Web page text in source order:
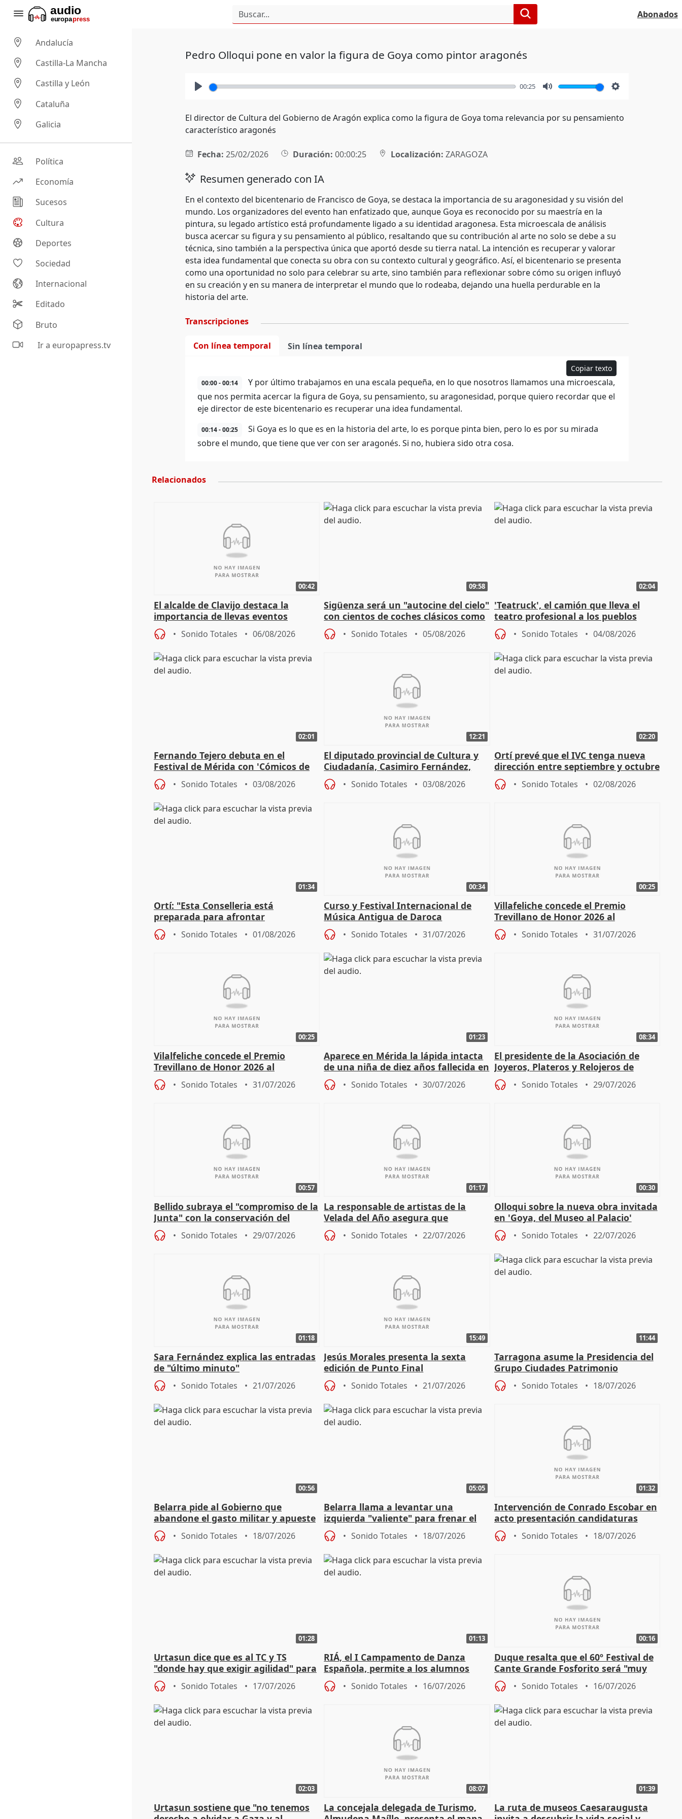
Abonados
Andalucía
Castilla-La Mancha
Castilla y León
Cataluña
Galicia
Política
Economía
Sucesos
Cultura
Deportes
Sociedad
Internacional
Editado
Bruto
Ir a europapress.tv
Pedro Olloqui pone en valor la figura de Goya como pintor aragonés
00:25
El director de Cultura del Gobierno de Aragón explica como la figura de Goya toma relevancia por su pensamiento
característico aragonés
Fecha: 25/02/2026 Duración: 00:00:25 Localización: ZARAGOZA
Resumen generado con IA
En el contexto del bicentenario de Francisco de Goya, se destaca la importancia de su aragonesidad y su visión del
mundo. Los organizadores del evento han enfatizado que, aunque Goya es reconocido por su maestría en la
pintura, su legado artístico está profundamente ligado a su identidad aragonesa. Esta microescala de análisis
busca acercar su figura y su pensamiento al público, resaltando que su contribución al arte no solo se debe a su
técnica, sino también a la perspectiva única que aportó desde su tierra natal. La intención es recuperar y valorar
esta idea fundamental que conecta su obra con su contexto cultural y geográfico. Así, el bicentenario se presenta
como una oportunidad no solo para celebrar su arte, sino también para reflexionar sobre cómo su origen influyó
en su creación y en su manera de interpretar el mundo que lo rodeaba, dejando una huella perdurable en la
historia del arte.
Transcripciones
Con línea temporal Sin línea temporal
Copiar texto
00:00 - 00:14
Y por último trabajamos en una escala pequeña, en lo que nosotros llamamos una microescala,
que nos permita acercar la figura de Goya, su pensamiento, su aragonesidad, porque quiero recordar que el
eje director de este bicentenario es recuperar una idea fundamental.
00:14 - 00:25
Si Goya es lo que es en la historia del arte, lo es porque pinta bien, pero lo es por su mirada
sobre el mundo, que tiene que ver con ser aragonés. Si no, hubiera sido otra cosa.
Relacionados
00:42
El alcalde de Clavijo destaca la
importancia de llevas eventos
culturales a los pueblos
Sonido Totales 06/08/2026
09:58
Sigüenza será un "autocine del cielo"
con cientos de coches clásicos como
espectadores
Sonido Totales 05/08/2026
02:04
'Teatruck', el camión que lleva el
teatro profesional a los pueblos
extremeños
Sonido Totales 04/08/2026
02:01
Fernando Tejero debuta en el
Festival de Mérida con 'Cómicos de
Roma': "Strabo me ha escogido"
Sonido Totales 03/08/2026
12:21
El diputado provincial de Cultura y
Ciudadanía, Casimiro Fernández,
sobre el balance de entradas
Sonido Totales 03/08/2026
02:20
Ortí prevé que el IVC tenga nueva
dirección entre septiembre y octubre
Sonido Totales 02/08/2026
01:34
Ortí: "Esta Conselleria está
preparada para afrontar
absolutamente todos los escenarios"
Sonido Totales 01/08/2026
00:34
Curso y Festival Internacional de
Música Antigua de Daroca
Sonido Totales 31/07/2026
00:25
Villafeliche concede el Premio
Trevillano de Honor 2026 al
periodista Xabier Fortes
Sonido Totales 31/07/2026
00:25
Vilalfeliche concede el Premio
Trevillano de Honor 2026 al
periodista Xabier Fortes
Sonido Totales 31/07/2026
01:23
Aparece en Mérida la lápida intacta
de una niña de diez años fallecida en
el año 519 d.C.
Sonido Totales 30/07/2026
08:34
El presidente de la Asociación de
Joyeros, Plateros y Relojeros de
Córdoba celebra la IGP
Sonido Totales 29/07/2026
00:57
Bellido subraya el "compromiso de la
Junta" con la conservación del
patrimonio en Córdoba
Sonido Totales 29/07/2026
01:17
La responsable de artistas de la
Velada del Año asegura que
"Andalucía está muy presente" en la
cita
Sonido Totales 22/07/2026
00:30
Olloqui sobre la nueva obra invitada
en 'Goya, del Museo al Palacio'
Sonido Totales 22/07/2026
01:18
Sara Fernández explica las entradas
de "último minuto"
Sonido Totales 21/07/2026
15:49
Jesús Morales presenta la sexta
edición de Punto Final
Sonido Totales 21/07/2026
11:44
Tarragona asume la Presidencia del
Grupo Ciudades Patrimonio
Sonido Totales 18/07/2026
00:56
Belarra pide al Gobierno que
abandone el gasto militar y apueste
"de verdad" por la cultura
Sonido Totales 18/07/2026
05:05
Belarra llama a levantar una
izquierda "valiente" para frenar el
avance de la extrema derecha
Sonido Totales 18/07/2026
01:32
Intervención de Conrado Escobar en
acto presentación candidaturas
alcaldes PP para 2027
Sonido Totales 18/07/2026
01:28
Urtasun dice que es al TC y TS
"donde hay que exigir agilidad" para
aplicar la Ley de Amnistía
Sonido Totales 17/07/2026
01:13
RIÁ, el I Campamento de Danza
Española, permite a los alumnos
"sacar su talento a flor de piel"
Sonido Totales 16/07/2026
00:16
Duque resalta que el 60º Festival de
Cante Grande Fosforito será "muy
especial" tras su pérdida
Sonido Totales 16/07/2026
02:03
Urtasun sostiene que "no tenemos
08:07
La concejala delegada de Turismo,
01:39
La ruta de museos Caesaraugusta